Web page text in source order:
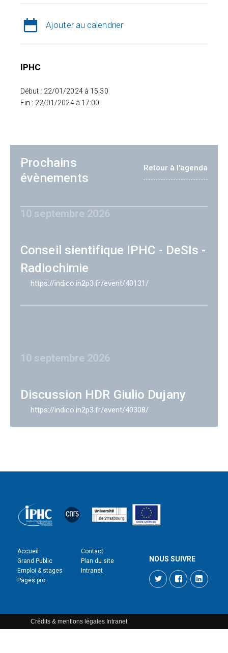
Ajouter au calendrier
IPHC
Début : 22/01/2024 à 15:30
Fin : 22/01/2024 à 17:00
Prochains
évènements
Retour à l'agenda
10 septembre 2026
Conseil sientifique IPHC - DeSIs -
Radiochimie
https://indico.in2p3.fr/event/40131/
10 septembre 2026
Discussion HDR Giulio Dujany
https://indico.in2p3.fr/event/40308/
Accueil
Grand Public
Emploi & stages
Pages pro
Contact
Plan du site
Intranet
NOUS SUIVRE
TwitterFacebook
Crédits & mentions légales Intranet